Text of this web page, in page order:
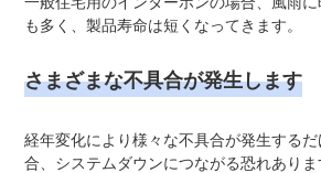
も多く、製品寿命は短くなってきます。
さまざまな不具合が発生します
経年変化により様々な不具合が発生する
合、システムダウンにつながる恐れありま